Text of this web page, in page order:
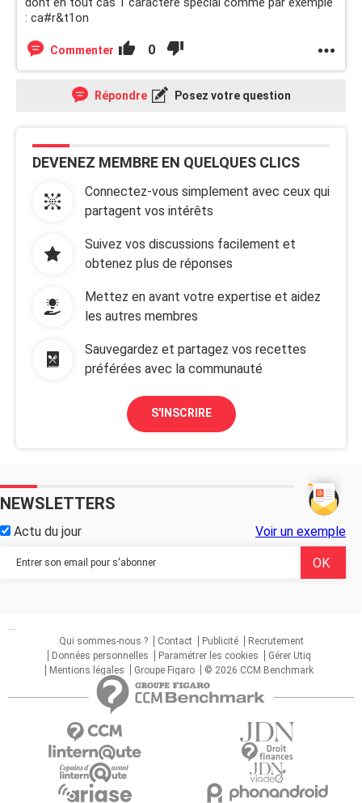
: ca#r&t1on
Commenter 0
Répondre Posez votre question
DEVENEZ MEMBRE EN QUELQUES CLICS
Connectez-vous simplement avec ceux qui
partagent vos intérêts
Suivez vos discussions facilement et
obtenez plus de réponses
Mettez en avant votre expertise et aidez
les autres membres
Sauvegardez et partagez vos recettes
préférées avec la communauté
S'INSCRIRE
NEWSLETTERS
Actu du jour Voir un exemple
...
Qui sommes-nous ?
Contact Publicité
Recrutement
Données personnelles
Paramétrer les cookies
Gérer Utiq
Mentions légales
Groupe Figaro © 2026 CCM Benchmark